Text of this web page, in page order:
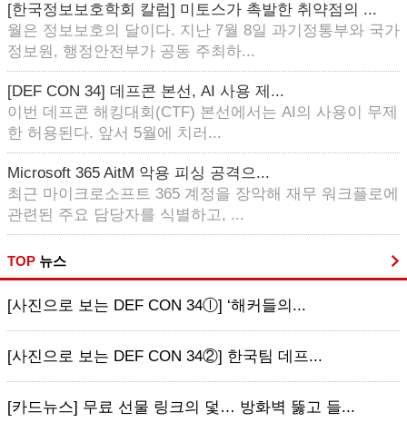
[한국정보보호학회 칼럼] 미토스가 촉발한 취약점의 ...
월은 정보보호의 달이다. 지난 7월 8일 과기정통부와 국가
정보원, 행정안전부가 공동 주최하...
[DEF CON 34] 데프콘 본선, AI 사용 제...
이번 데프콘 해킹대회(CTF) 본선에서는 AI의 사용이 무제
한 허용된다. 앞서 5월에 치러...
Microsoft 365 AitM 악용 피싱 공격으...
최근 마이크로소프트 365 계정을 장악해 재무 워크플로에
관련된 주요 담당자를 식별하고, ...
TOP 뉴스
[사진으로 보는 DEF CON 34ⓛ] ‘해커들의...
[사진으로 보는 DEF CON 34②] 한국팀 데프...
[카드뉴스] 무료 선물 링크의 덫… 방화벽 뚫고 들...